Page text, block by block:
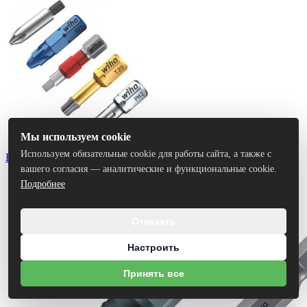
Биты
Мы используем cookie
Используем обязательные cookie для работы сайта, а также с
вашего согласия — аналитические и функциональные cookie.
Подробнее
Настроить
Принять все